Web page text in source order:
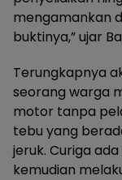
mengamankan
buktinya,” ujar
Terungkapnya
seorang warga
motor tanpa
tebu yang
jeruk. Curiga
kemudian